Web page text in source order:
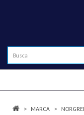
MARCA